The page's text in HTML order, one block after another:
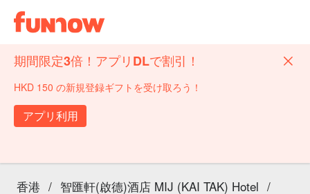
期間限定3倍！アプリDLで割引！
HKD 150 の新規登録ギフトを受け取ろう！
アプリ利用
香港 / 智匯軒(啟德)酒店 MIJ (KAI TAK) Hotel /